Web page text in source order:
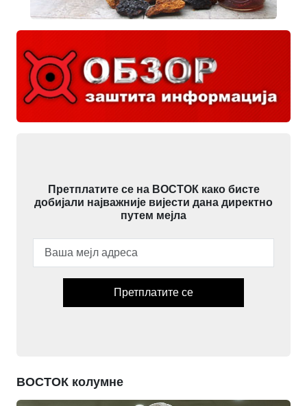
Претплатите се на ВОСТОК како бисте
добијали најважније вијести дана директно
путем мејла
Претплатите се
ВОСТОК колумне